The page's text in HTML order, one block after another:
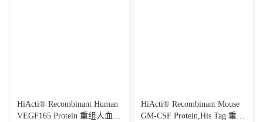
HiActi® Recombinant Human
VEGF165 Protein 重组人血管
HiActi® Recombinant Mouse
GM-CSF Protein,His Tag 重组